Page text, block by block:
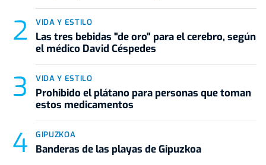
VIDA Y ESTILO
Las tres bebidas "de oro" para el cerebro, según
el médico David Céspedes
VIDA Y ESTILO
Prohibido el plátano para personas que toman
estos medicamentos
GIPUZKOA
Banderas de las playas de Gipuzkoa